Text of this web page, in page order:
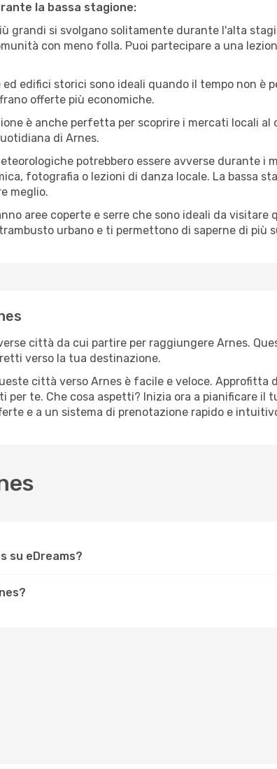
la bassa stagione:
grandi si svolgano solitamente durante l'alta
con meno folla. Puoi partecipare a una
ed edifici storici sono ideali quando il tempo non è
offerte più economiche.
è anche perfetta per scoprire i mercati locali
di Arnes.
potrebbero essere avverse durante i
fotografia o lezioni di danza locale. La bassa
meglio.
aree coperte e serre che sono ideali da
urbano e ti permettono di saperne di più
città da cui partire per raggiungere Arnes.
verso la tua destinazione.
città verso Arnes è facile e veloce. Approfitta
te. Che cosa aspetti? Inizia ora a pianificare il
e a un sistema di prenotazione rapido e
su eDreams?